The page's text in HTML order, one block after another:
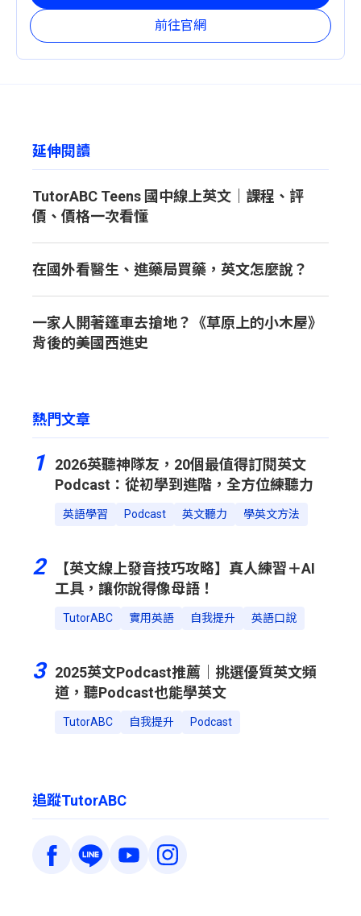
前往官網
延伸閱讀
TutorABC Teens 國中線上英文｜課程、評
價、價格一次看懂
在國外看醫生、進藥局買藥，英文怎麼說？
一家人開著篷車去搶地？《草原上的小木屋》
背後的美國西進史
熱門文章
1
2026英聽神隊友，20個最值得訂閱英文
Podcast：從初學到進階，全方位練聽力
英語學習 Podcast 英文聽力 學英文方法
2
【英文線上發音技巧攻略】真人練習＋AI
工具，讓你說得像母語！
TutorABC 實用英語 自我提升 英語口說
3
2025英文Podcast推薦｜挑選優質英文頻
道，聽Podcast也能學英文
TutorABC 自我提升 Podcast
追蹤TutorABC